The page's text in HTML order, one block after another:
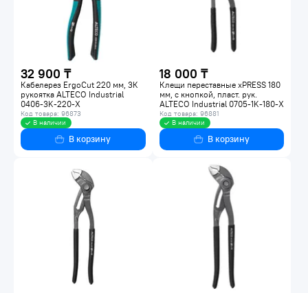
32 900 ₸
Кабелерез ErgoCut 220 мм, 3К
рукоятка ALTECO Industrial
0406-3K-220-X
Код товара: 96873
В наличии
В корзину
18 000 ₸
Клещи переставные xPRESS 180
мм, с кнопкой, пласт. рук.
ALTECO Industrial 0705-1K-180-X
Код товара: 96881
В наличии
В корзину